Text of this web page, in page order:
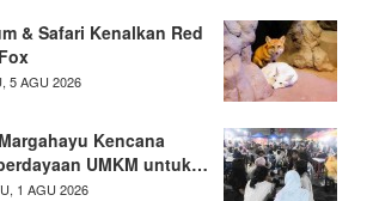
& Safari Kenalkan Red
5 AGU 2026
Kencana
UMKM untuk…
1 AGU 2026